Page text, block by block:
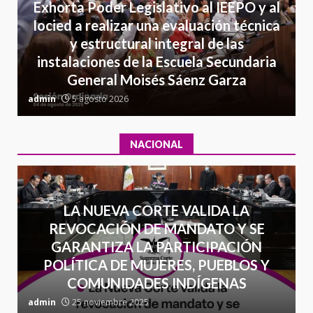
Detienen a Ernesto Ruffo en Baja
California; FGR lo investiga por
presuntos delitos de
delincuencia organizada y
contrabando
16 julio 2026
Exhorta Poder Legislativo al IEEPO y al
Iocied a realizar una evaluación técnica
y estructural integral de las
instalaciones de la Escuela Secundaria
General Moisés Sáenz Garza
admin 5 agosto 2026
NACIONAL
LA NUEVA CORTE VALIDA LA
REVOCACIÓN DE MANDATO Y SE
GARANTIZA LA PARTICIPACIÓN
POLÍTICA DE MUJERES, PUEBLOS Y
COMUNIDADES INDÍGENAS
admin 25 noviembre 2025